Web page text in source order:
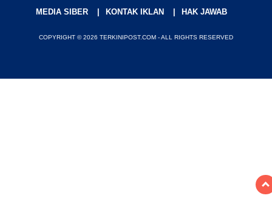
MEDIA SIBER
KONTAK IKLAN HAK JAWAB
COPYRIGHT © 2026 TERKINIPOST.COM - ALL RIGHTS RESERVED